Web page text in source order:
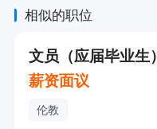
相似的职位
文员（应届毕业生）
薪资面议
伦教